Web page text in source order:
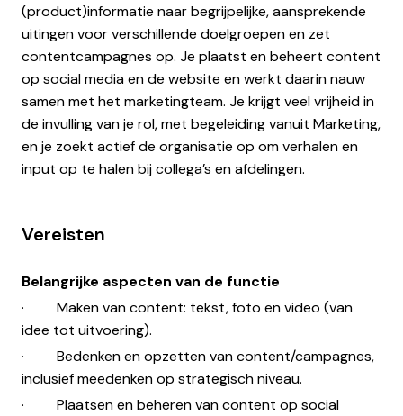
(product)informatie naar begrijpelijke, aansprekende
uitingen voor verschillende doelgroepen en zet
contentcampagnes op. Je plaatst en beheert content
op social media en de website en werkt daarin nauw
samen met het marketingteam. Je krijgt veel vrijheid in
de invulling van je rol, met begeleiding vanuit Marketing,
en je zoekt actief de organisatie op om verhalen en
input op te halen bij collega’s en afdelingen.
Vereisten
Belangrijke aspecten van de functie
· Maken van content: tekst, foto en video (van
idee tot uitvoering).
· Bedenken en opzetten van content/campagnes,
inclusief meedenken op strategisch niveau.
· Plaatsen en beheren van content op social